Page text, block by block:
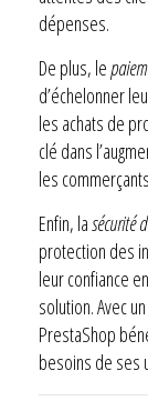
dépenses.
De plus, le
d’échelonner
les achats de
clé dans
les
Enfin, lasécurité
protection des
leur confiance
solution. Avec
PrestaShop
besoins de ses